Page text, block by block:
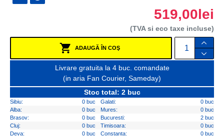
519,00lei
(TVA si eco taxe incluse)
ADAUGĂ ÎN COŞ
Livrare gratuita la 4 buc. comandate
(in aria Fan Courier, Sameday)
Stoc total: 2 buc
Sibiu: 0 buc Galati:
0 buc
Alba:
0 buc Mures:
0 buc
Brasov:
0 buc Bucuresti:
2 buc
Cluj:
0 buc Timisoara:
0 buc
Deva:
0 buc Constanta: 0 buc